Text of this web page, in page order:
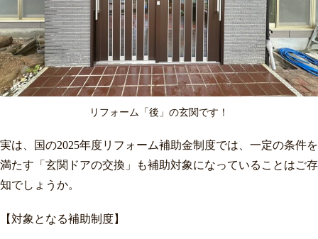
リフォーム「後」の玄関です！
実は、国の2025年度リフォーム補助金制度では、一定の条件を
満たす「玄関ドアの交換」も補助対象になっていることはご存
知でしょうか。
【対象となる補助制度】